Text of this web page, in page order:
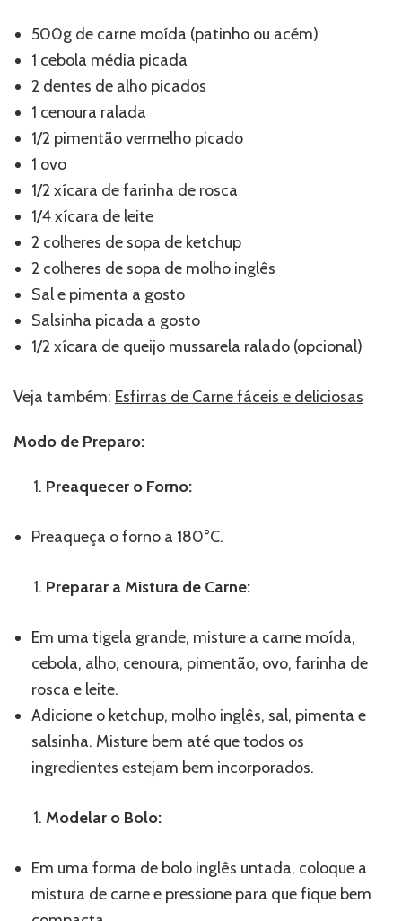
500g de carne moída (patinho ou acém)
1 cebola média picada
2 dentes de alho picados
1 cenoura ralada
1/2 pimentão vermelho picado
1 ovo
1/2 xícara de farinha de rosca
1/4 xícara de leite
2 colheres de sopa de ketchup
2 colheres de sopa de molho inglês
Sal e pimenta a gosto
Salsinha picada a gosto
1/2 xícara de queijo mussarela ralado (opcional)
Veja também: Esfirras de Carne fáceis e deliciosas
Modo de Preparo:
Preaquecer o Forno:
Preaqueça o forno a 180°C.
Preparar a Mistura de Carne:
Em uma tigela grande, misture a carne moída,
cebola, alho, cenoura, pimentão, ovo, farinha de
rosca e leite.
Adicione o ketchup, molho inglês, sal, pimenta e
salsinha. Misture bem até que todos os
ingredientes estejam bem incorporados.
Modelar o Bolo:
Em uma forma de bolo inglês untada, coloque a
mistura de carne e pressione para que fique bem